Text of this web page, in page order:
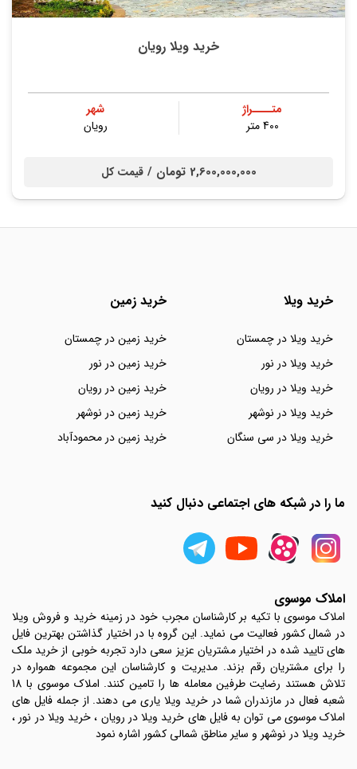
خرید ویلا رویان
متــــراژ
400 متر
شهر
رویان
2,600,000,000 تومان / قیمت کل
خرید ویلا
خرید ویلا در چمستان
خرید ویلا در نور
خرید ویلا در رویان
خرید ویلا در نوشهر
خرید ویلا در سی سنگان
خرید زمین
خرید زمین در چمستان
خرید زمین در نور
خرید زمین در رویان
خرید زمین در نوشهر
خرید زمین در محمودآباد
ما را در شبکه های اجتماعی دنبال کنید
املاک موسوی
املاک موسوی با تکیه بر کارشناسان مجرب خود در زمینه خرید و فروش ویلا
در شمال کشور فعالیت می نماید. این گروه با در اختیار گذاشتن بهترین فایل
های تایید شده در اختیار مشتریان عزیز سعی دارد تجربه خوبی از خرید ملک
را برای مشتریان رقم بزند. مدیریت و کارشناسان این مجموعه همواره در
تلاش هستند رضایت طرفین معامله ها را تامین کنند. املاک موسوی با 18
شعبه فعال در مازندران شما در خرید ویلا یاری می دهند. از جمله فایل های
املاک موسوی می توان به فایل های خرید ویلا در رویان ، خرید ویلا در نور ،
خرید ویلا در نوشهر و سایر مناطق شمالی کشور اشاره نمود